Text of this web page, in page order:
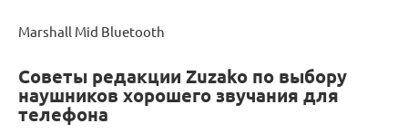
Marshall Mid Bluetooth
Советы редакции Zuzako по выбору
наушников хорошего звучания для
телефона